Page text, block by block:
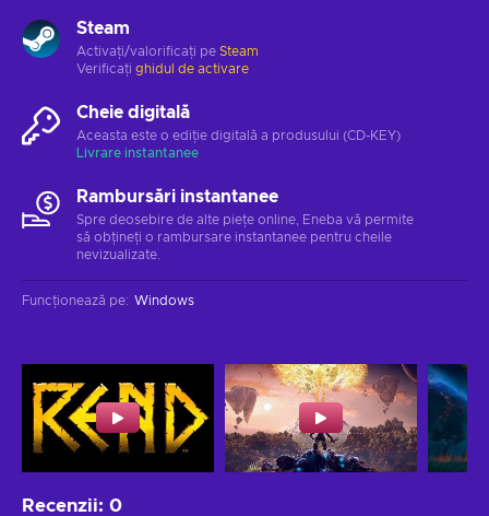
Steam
Activați/valorificați pe Steam
Verificați ghidul de activare
Cheie digitală
Aceasta este o ediție digitală a produsului (CD-KEY)
Livrare instantanee
Rambursări instantanee
Spre deosebire de alte piețe online, Eneba vă permite
să obțineți o rambursare instantanee pentru cheile
nevizualizate.
Funcționează pe: Windows
Recenzii: 0